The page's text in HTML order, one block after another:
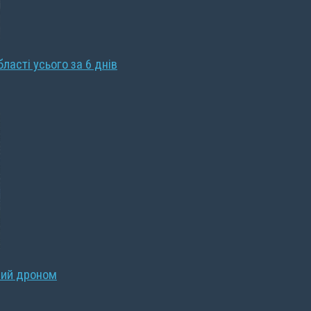
усього за 6 днів
дроном